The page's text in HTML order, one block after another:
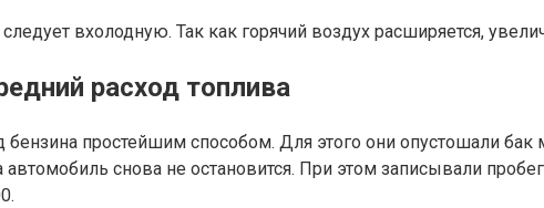
вхолодную. Так как горячий воздух расширяется,
расход топлива
простейшим способом. Для этого они опустошали
снова не остановится. При этом записывали